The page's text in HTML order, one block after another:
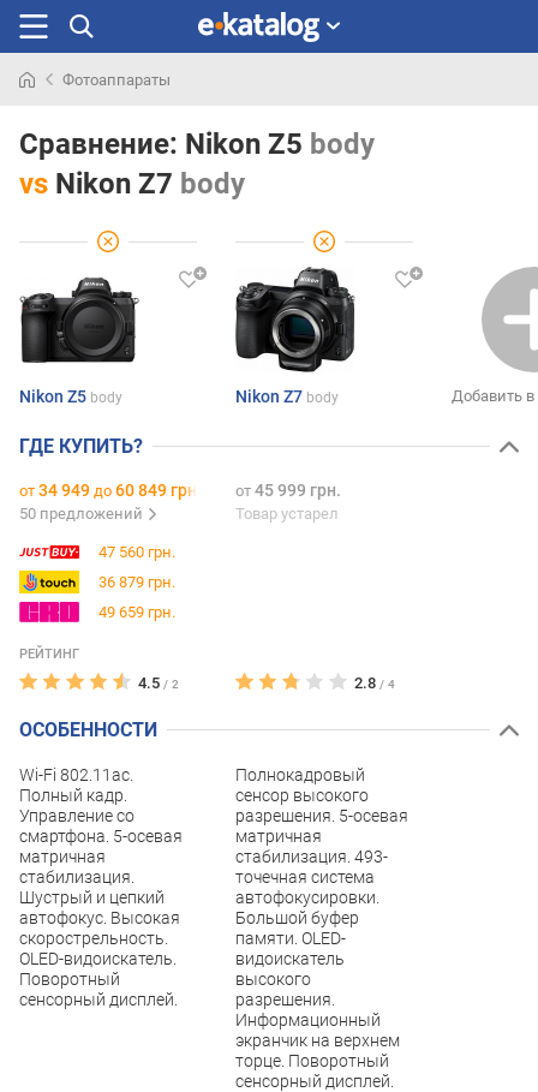
раньше
Фотоаппараты
Сравнение: Nikon Z5 body
vs Nikon Z7 body
Nikon Z5 body Nikon Z7 body Добавить
ГДЕ КУПИТЬ?
от 34 949 до 60 849 грн.
50 предложений
от 45 999 грн.
Товар устарел
47 560 грн.
36 879 грн.
49 659 грн.
РЕЙТИНГ
4.5 / 2 2.8 / 4
ОСОБЕННОСТИ
Wi-Fi 802.11ac.
Полный кадр.
Управление со
смартфона. 5-осевая
матричная
стабилизация.
Шустрый и цепкий
автофокус. Высокая
скорострельность.
OLED-видоискатель.
Поворотный
сенсорный дисплей.
Полнокадровый
сенсор высокого
разрешения. 5-осевая
матричная
стабилизация. 493-
точечная система
автофокусировки.
Большой буфер
памяти. OLED-
видоискатель
высокого
разрешения.
Информационный
экранчик на верхнем
торце. Поворотный
сенсорный дисплей.